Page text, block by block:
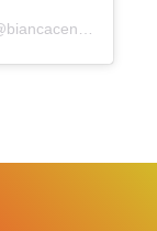
Un post condiviso da Bianca Censori (@biancacensori)